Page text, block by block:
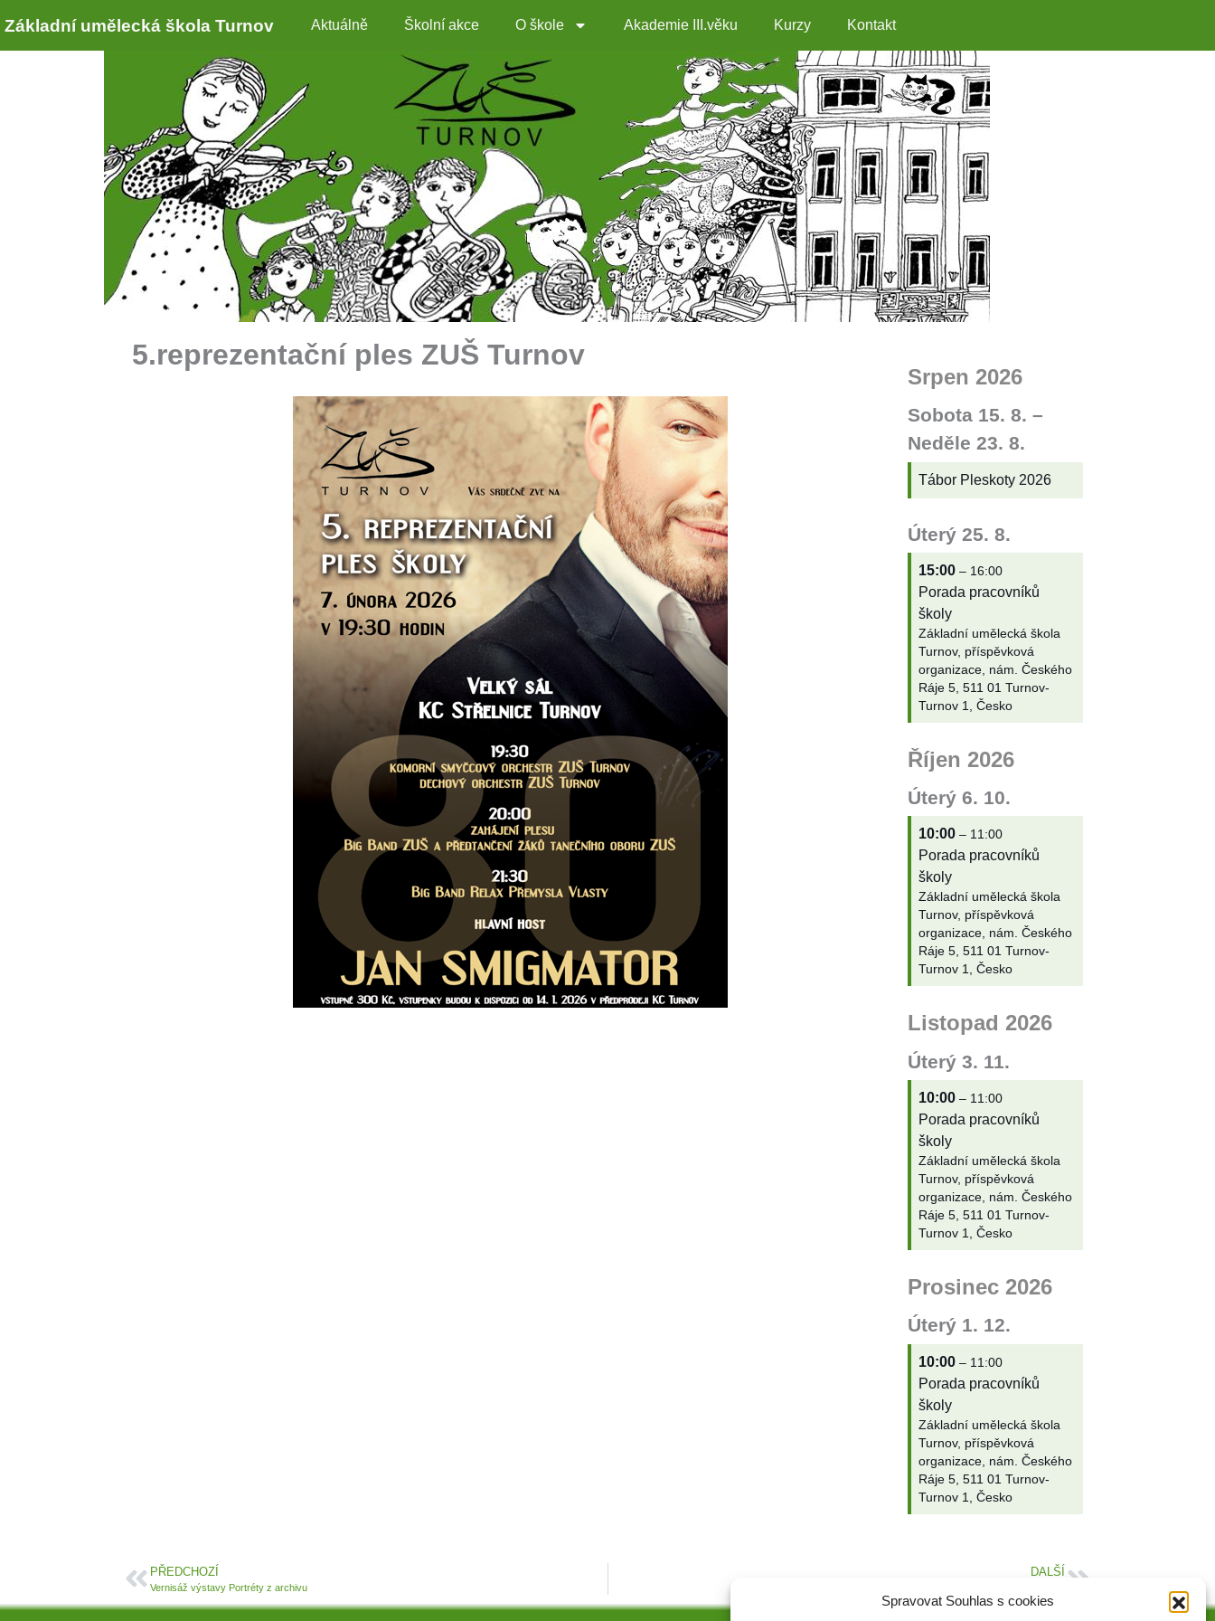
Spravovat Souhlas s cookies
Základní umělecká škola Turnov Aktuálně Školní akce O škole Akademie III.věku Kurzy Kontakt
5.reprezentační ples ZUŠ Turnov
Srpen 2026
Sobota 15. 8. –
Neděle 23. 8.
Tábor Pleskoty 2026
Úterý 25. 8.
15:00 – 16:00
Porada pracovníků
školy
Základní umělecká škola
Turnov, příspěvková
organizace, nám. Českého
Ráje 5, 511 01 Turnov-
Turnov 1, Česko
Říjen 2026
Úterý 6. 10.
10:00 – 11:00
Porada pracovníků
školy
Základní umělecká škola
Turnov, příspěvková
organizace, nám. Českého
Ráje 5, 511 01 Turnov-
Turnov 1, Česko
Listopad 2026
Úterý 3. 11.
10:00 – 11:00
Porada pracovníků
školy
Základní umělecká škola
Turnov, příspěvková
organizace, nám. Českého
Ráje 5, 511 01 Turnov-
Turnov 1, Česko
Prosinec 2026
Úterý 1. 12.
10:00 – 11:00
Porada pracovníků
školy
Základní umělecká škola
Turnov, příspěvková
organizace, nám. Českého
Ráje 5, 511 01 Turnov-
Turnov 1, Česko
PŘEDCHOZÍ
Vernisáž výstavy Portréty z archivu
DALŠÍ